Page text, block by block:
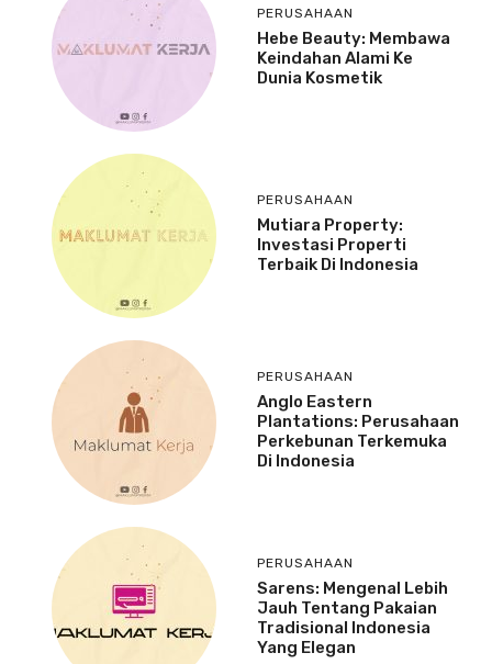
PERUSAHAAN
Hebe Beauty: Membawa
Keindahan Alami Ke
Dunia Kosmetik
PERUSAHAAN
Mutiara Property:
Investasi Properti
Terbaik Di Indonesia
PERUSAHAAN
Anglo Eastern
Plantations: Perusahaan
Perkebunan Terkemuka
Di Indonesia
PERUSAHAAN
Sarens: Mengenal Lebih
Jauh Tentang Pakaian
Tradisional Indonesia
Yang Elegan